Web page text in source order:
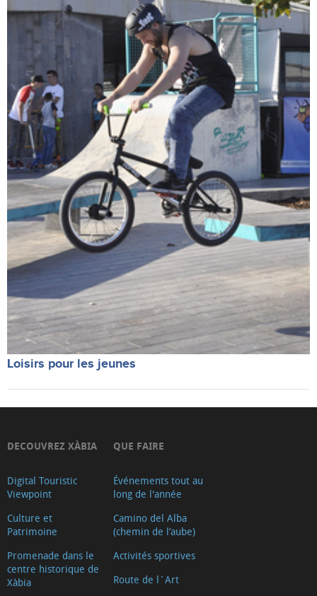
Loisirs pour les jeunes
DECOUVREZ XÀBIA
Digital Touristic
Viewpoint
Culture et
Patrimoine
Promenade dans le
centre historique de
Xàbia
QUE FAIRE
Événements tout au
long de l'année
Camino del Alba
(chemin de l’aube)
Activités sportives
Route de l´Art